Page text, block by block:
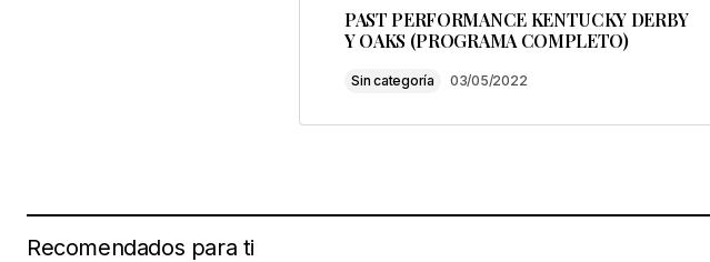
PAST PERFORMANCE KENTUCKY DERBY
Y OAKS (PROGRAMA COMPLETO)
Sin categoría 03/05/2022
Recomendados para ti